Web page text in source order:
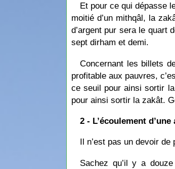
Et pour ce qui dépasse
moitié d’un mithqâl, la
d’argent pur sera le quart
sept dirham et demi.
Concernant les billets
profitable aux pauvres,
ce seuil pour ainsi sortir
pour ainsi sortir la zakât.
2 - L’écoulement
Il n’est pas un devoir
Sachez qu’il y a